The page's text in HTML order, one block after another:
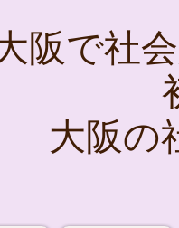
阪で社
大阪の